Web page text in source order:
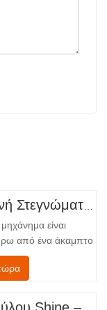
είναι
από ένα άκαμπτο
υποστηρίζει
λειτουργικές
έως την